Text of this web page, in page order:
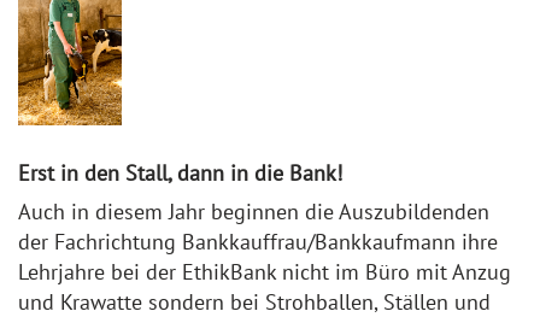
Erst in den Stall, dann in die Bank!
Auch in diesem Jahr beginnen die Auszubildenden
der Fachrichtung Bankkauffrau/Bankkaufmann ihre
Lehrjahre bei der EthikBank nicht im Büro mit Anzug
und Krawatte sondern bei Strohballen, Ställen und